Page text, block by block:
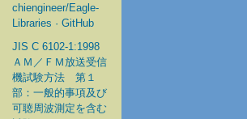
chiengineer/Eagle-
Libraries · GitHub
JIS C 6102-1:1998
ＡＭ／ＦＭ放送受信
機試験方法 第１
部：一般的事項及び
可聴周波測定を含む